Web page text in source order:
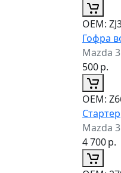
ОЕМ:
Гофра
Mazda
500р.
ОЕМ:
Стартер
Mazda
4 700р.